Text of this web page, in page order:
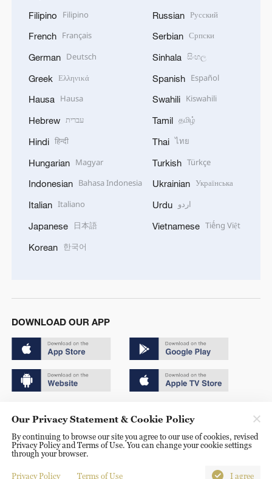
Filipino Filipino
French Français
German Deutsch
Greek Ελληνικά
Hausa Hausa
Hebrew עברית
Hindi हिन्दी
Hungarian Magyar
Indonesian Bahasa Indonesia
Italian Italiano
Japanese 日本語
Korean 한국어
Russian Русский
Serbian Српски
Sinhala සිංහල
Spanish Español
Swahili Kiswahili
Tamil தமிழ்
Thai ไทย
Turkish Türkçe
Ukrainian Українська
Urdu اردو
Vietnamese Tiếng Việt
DOWNLOAD OUR APP
京ICP备20000184号
京公网安备 11010502050052号
Disinformation report hotline: 010-85061466
Our Privacy Statement & Cookie Policy
By continuing to browse our site you agree to our use of cookies, revised
Privacy Policy and Terms of Use. You can change your cookie settings
through your browser.
Privacy Policy Terms of Use I agree